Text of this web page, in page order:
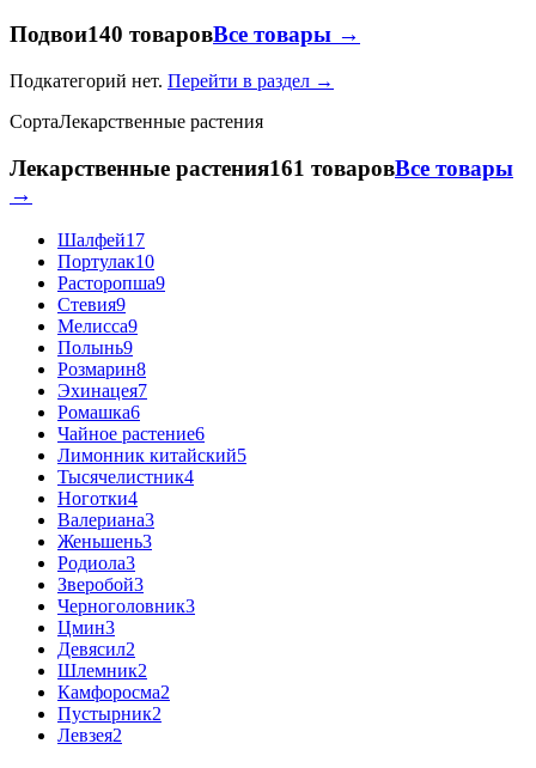
Подвои140 товаровВсе товары →
Подкатегорий нет. Перейти в раздел →
СортаЛекарственные растения
Лекарственные растения161 товаровВсе товары
→
Шалфей17
Портулак10
Расторопша9
Стевия9
Мелисса9
Полынь9
Розмарин8
Эхинацея7
Ромашка6
Чайное растение6
Лимонник китайский5
Тысячелистник4
Ноготки4
Валериана3
Женьшень3
Родиола3
Зверобой3
Черноголовник3
Цмин3
Девясил2
Шлемник2
Камфоросма2
Пустырник2
Левзея2